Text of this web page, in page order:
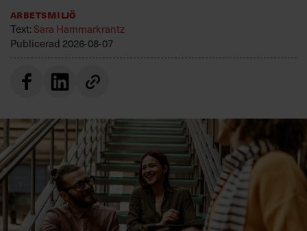
Arbetsmiljö
Text: Sara Hammarkrantz
Publicerad 2026-08-07